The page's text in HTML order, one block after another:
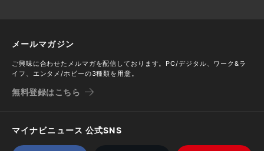
メールマガジン
ご興味に合わせたメルマガを配信しております。PC/デジタル、ワーク&ラ
イフ、エンタメ/ホビーの3種類を用意。
無料登録はこちら
マイナビニュース 公式SNS